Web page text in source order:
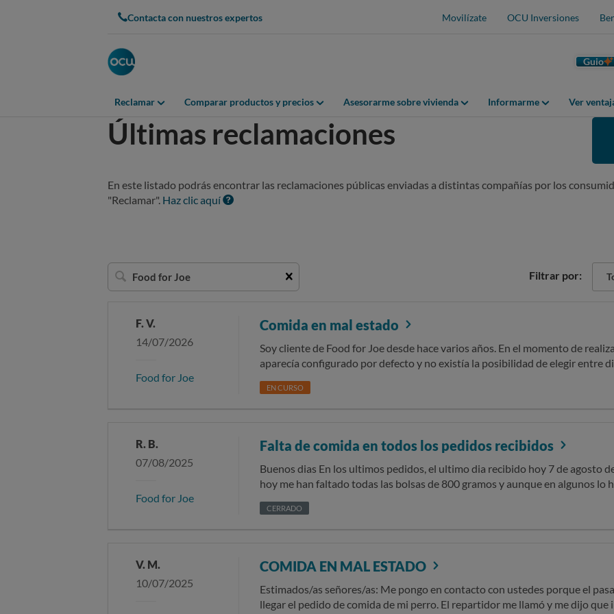
Contacta con nuestros expertos Movilízate OCU Inversiones
Guio
Reclamar Comparar productos y precios Asesorarme sobre vivienda Informarme Ver
Últimas reclamaciones
En este listado podrás encontrar las reclamaciones públicas enviadas a distintas compañías por los
"Reclamar". Haz clic aquí
Buscar
una
Filtrar por:
F. V.
14/07/2026
Food for Joe
Comida en mal estado
Soy cliente de Food for Joe desde hace varios años. En el momento de
aparecía configurado por defecto y no existía la posibilidad de elegir entre
ningún momento fui informado de que posteriormente podría seleccionar
transportista asignado no utilizara un vehículo refrigerado. El día 14/07/2026 recibí un pedido cuyos productos
reclamación alegando que no se había roto la cadena de frío y que el
embargo, niego haber realizado una elección informada del transportista, ya
defecto al contratar el servicio y nunca fui advertido de que existieran
Como consumidor, considero que correspondía a la empresa garantizar
adecuado para la conservación de alimentos congelados o, al menos,
implicaciones de cada opción de envío, sumandole además la importancia
EN CURSO
R. B.
07/08/2025
Food for Joe
Falta de comida en todos los pedidos recibidos
Buenos dias En los ultimos pedidos, el ultimo dia recibido hoy 7 de agosto de 2025, me falta comida En concreto,
hoy me han faltado todas las bolsas de 800 gramos y aunque en algunos lo
400 gramos, me ha faltado toda la comida del tipo turkey en total me han
total de dos pedidos de 9600 + 10200 gramos, un 25% es imposible
CERRADO
V. M.
10/07/2025
COMIDA EN MAL ESTADO
Estimados/as señores/as: Me pongo en contacto con ustedes porque el pasado miércoles 9 de julio me tenía que
llegar el pedido de comida de mi perro. El repartidor me llamó y me dijo